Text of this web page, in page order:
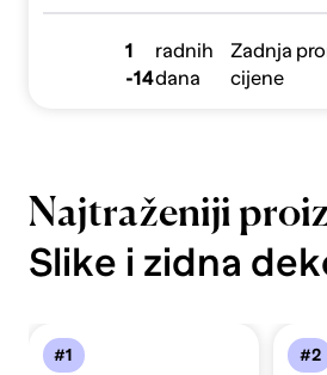
1
-14
radnih
dana
Zadnja
cijene
Najtraženiji
Slike i zidna
#1 #2